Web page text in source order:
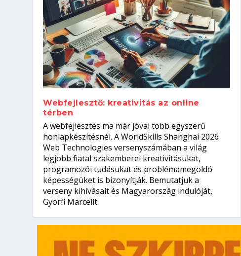
Kitalálod, mire használják ezeket a
Írta: Tóth Mónika |2026. augusztus. 4.| Kvíz
Nem sikerült az egyetemi felvételi?
Írta: Oláh Erika |2026. augusztus. 4.| Iskolák
Szoftverfejlesztő: verseny kódban
el a világversenyt...
Írta: Szakmát Szerzek | 2026. augusztus. 3.| Mi leszek?
Digitális detox – hogyan
Írta: Oláh Erika |2026. augusztus. 3.| Egészség
Webfejlesztő: kreativitás az online
térben
A webfejlesztés ma már jóval több egyszerű
honlapkészítésnél. A WorldSkills Shanghai 2026
Web Technologies versenyszámában a világ
legjobb fiatal szakemberei kreativitásukat,
programozói tudásukat és problémamegoldó
képességüket is bizonyítják. Bemutatjuk a
verseny kihívásait és Magyarország indulóját,
Györfi Marcellt.